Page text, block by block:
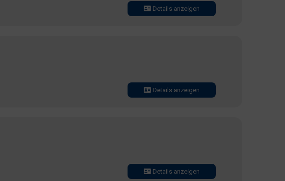
Details anzeigen
Details anzeigen
Details anzeigen